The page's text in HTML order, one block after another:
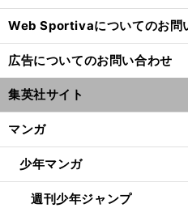
Web Sportivaについてのお問
広告についてのお問い合わせ
集英社サイト
マンガ
少年マンガ
週刊少年ジャンプ